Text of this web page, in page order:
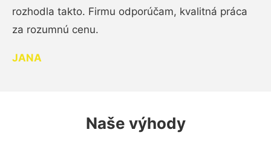
rozhodla takto. Firmu odporúčam, kvalitná práca
za rozumnú cenu.
JANA
Naše výhody